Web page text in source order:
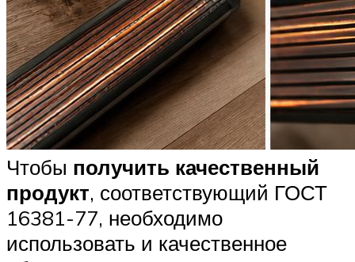
Чтобы получить качественный
продукт, соответствующий ГОСТ
16381-77, необходимо
использовать и качественное